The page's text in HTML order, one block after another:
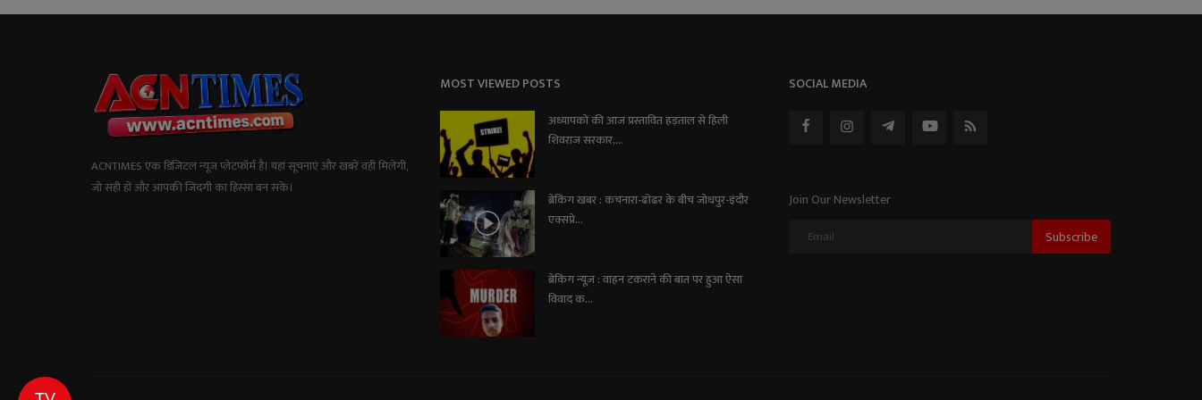
ACNTIMES एक डिजिटल न्यूज प्लेटफॉर्म है। यहां सूचनाएं और खबरें वही मिलेंगी,
जो सही हों और आपकी जिंदगी का हिस्सा बन सकें।
MOST VIEWED POSTS
अध्यापकों की आज प्रस्तावित हड़ताल से हिली
शिवराज सरकार,...
ब्रेकिंग खबर : कचनारा-ढोढर के बीच जोधपुर-इंदौर
एक्सप्रे...
ब्रेकिंग न्यूज़ : वाहन टकराने की बात पर हुआ ऐसा
विवाद क...
SOCIAL MEDIA
Join Our Newsletter
Subscribe